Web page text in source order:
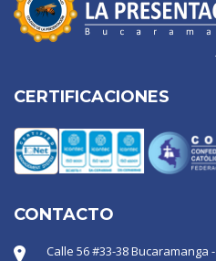
CERTIFICACIONES
CONTACTO
Calle 56 #33-38 Bucaramanga -